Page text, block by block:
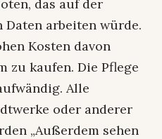
das auf der
Daten arbeiten würde.
Kosten davon
zu kaufen. Die Pflege
Alle
oder anderer
„Außerdem sehen